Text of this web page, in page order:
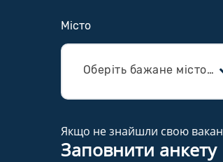
Місто
Оберіть бажане місто або область для працевлаштування
Якщо не знайшли свою
Заповнити